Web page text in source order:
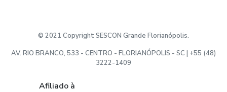
© 2021 Copyright SESCON Grande Florianópolis.
AV. RIO BRANCO, 533 - CENTRO - FLORIANÓPOLIS - SC | +55 (48)
3222-1409
Afiliado à